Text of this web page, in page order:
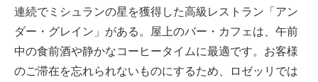
連続でミシュランの星を獲得した高級レストラン「アン
ダー・グレイン」がある。屋上のバー・カフェは、午前
中の食前酒や静かなコーヒータイムに最適です。お客様
のご滞在を忘れられないものにするため、ロゼッリでは